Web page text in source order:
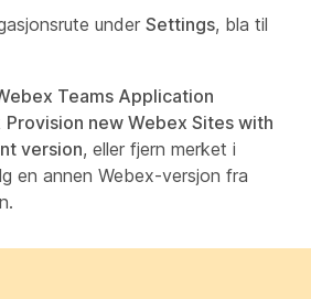
under Settings, bla til
Teams Application
Provision new Webex Sites with
version, eller fjern merket i
en annen Webex-versjon fra